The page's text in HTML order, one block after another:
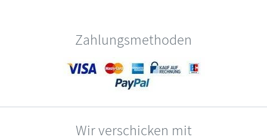
Zahlungsmethoden
Wir verschicken mit